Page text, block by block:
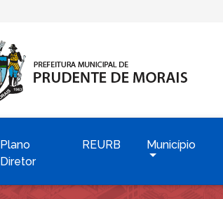
Plano
Diretor
REURB Município